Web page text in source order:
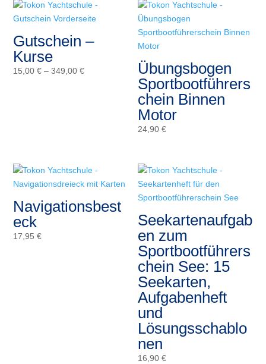
Gutschein –
Kurse
15,00€ –349,00€Preisspanne:
Übungsbogen
Sportbootführers
chein Binnen
Motor
24,90€
Navigationsbest
eck
17,95€
Seekartenaufgab
en zum
Sportbootführers
chein See: 15
Seekarten,
Aufgabenheft
und
Lösungsschablo
nen
16,90€